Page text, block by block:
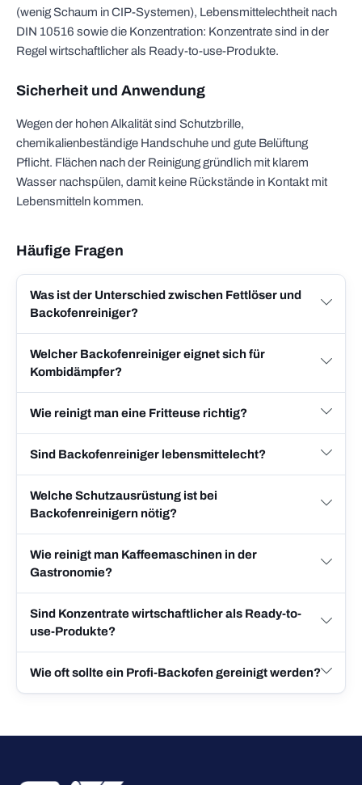
(wenig Schaum in CIP-Systemen), Lebensmittelechtheit nach
DIN 10516 sowie die Konzentration: Konzentrate sind in der
Regel wirtschaftlicher als Ready-to-use-Produkte.
Sicherheit und Anwendung
Wegen der hohen Alkalität sind Schutzbrille,
chemikalienbeständige Handschuhe und gute Belüftung
Pflicht. Flächen nach der Reinigung gründlich mit klarem
Wasser nachspülen, damit keine Rückstände in Kontakt mit
Lebensmitteln kommen.
Häufige Fragen
Was ist der Unterschied zwischen Fettlöser und
Backofenreiniger?
Welcher Backofenreiniger eignet sich für
Kombidämpfer?
Wie reinigt man eine Fritteuse richtig?
Sind Backofenreiniger lebensmittelecht?
Welche Schutzausrüstung ist bei
Backofenreinigern nötig?
Wie reinigt man Kaffeemaschinen in der
Gastronomie?
Sind Konzentrate wirtschaftlicher als Ready-to-
use-Produkte?
Wie oft sollte ein Profi-Backofen gereinigt werden?